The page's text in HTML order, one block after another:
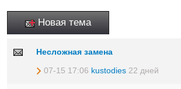
Новая тема
Несложная замена
07-15 17:06 kustodies 22 дней